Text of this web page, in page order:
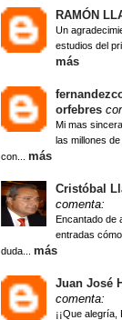
RAMÓN
Un
estudios del
más
orfebres
Mi mas
las millones
con... más
Cristóbal
comenta:
Encantado de
entradas
duda... más
Juan José
comenta:
¡¡Que alegría,